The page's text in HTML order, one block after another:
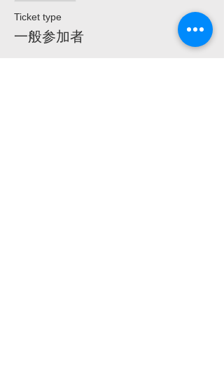
Ticket type
一般参加者